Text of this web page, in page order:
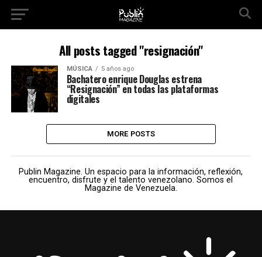
All posts tagged "resignación"
MÚSICA 5 años ago
Bachatero enrique Douglas estrena
“Resignación” en todas las plataformas
digitales
MORE POSTS
Publin Magazine. Un espacio para la información, reflexión,
encuentro, disfrute y el talento venezolano. Somos el
Magazine de Venezuela.